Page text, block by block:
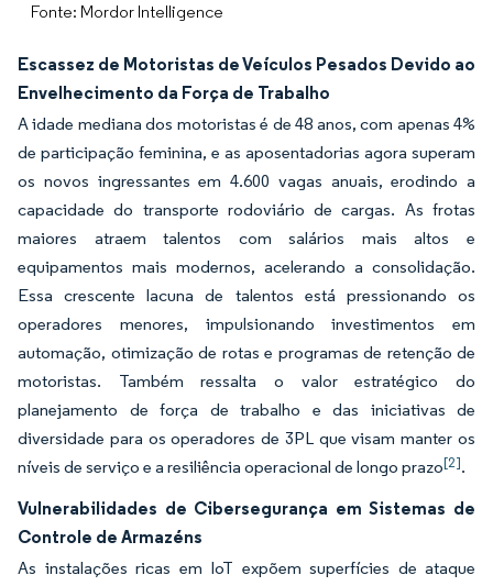
Fonte: Mordor Intelligence
Escassez de Motoristas de Veículos Pesados Devido ao
Envelhecimento da Força de Trabalho
A idade mediana dos motoristas é de 48 anos, com apenas 4%
de participação feminina, e as aposentadorias agora superam
os novos ingressantes em 4.600 vagas anuais, erodindo a
capacidade do transporte rodoviário de cargas. As frotas
maiores atraem talentos com salários mais altos e
equipamentos mais modernos, acelerando a consolidação.
Essa crescente lacuna de talentos está pressionando os
operadores menores, impulsionando investimentos em
automação, otimização de rotas e programas de retenção de
motoristas. Também ressalta o valor estratégico do
planejamento de força de trabalho e das iniciativas de
diversidade para os operadores de 3PL que visam manter os
níveis de serviço e a resiliência operacional de longo prazo[2].
Vulnerabilidades de Cibersegurança em Sistemas de
Controle de Armazéns
As instalações ricas em IoT expõem superfícies de ataque